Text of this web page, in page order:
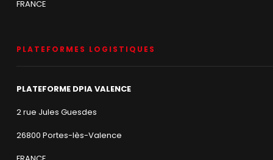
FRANCE
PLATEFORMES LOGISTIQUES
PLATEFORME DPIA VALENCE
2 rue Jules Guesdes
26800 Portes-lès-Valence